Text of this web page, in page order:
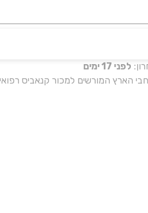
לפני 17 ימים
הארץ המורשים למכור קנאביס